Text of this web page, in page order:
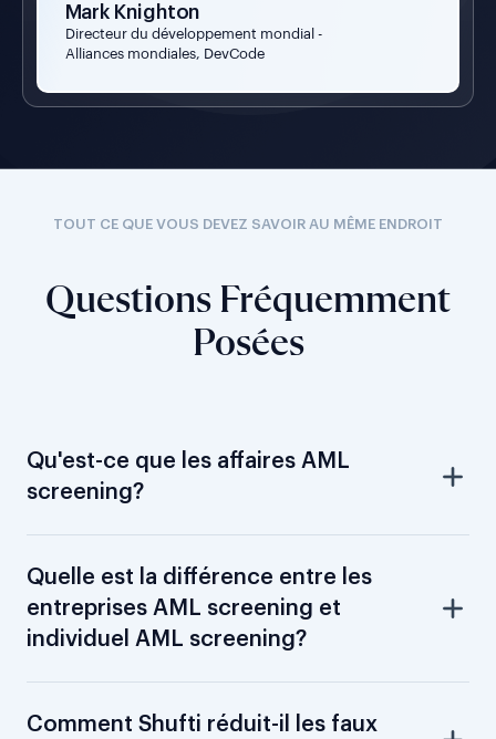
Mark Knighton
Directeur du développement mondial -
Alliances mondiales, DevCode
TOUT CE QUE VOUS DEVEZ SAVOIR AU MÊME ENDROIT
Questions Fréquemment
Posées
Qu'est-ce que les affaires AML
screening?
Quelle est la différence entre les
entreprises AML screening et
individuel AML screening?
Comment Shufti réduit-il les faux